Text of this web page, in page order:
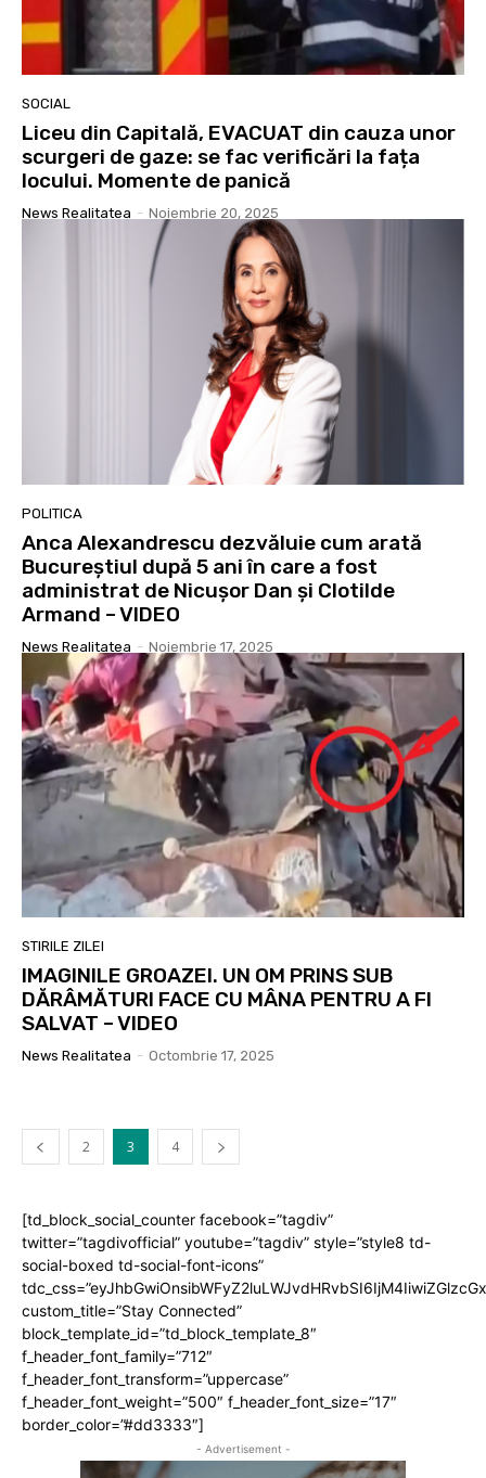
SOCIAL
Liceu din Capitală, EVACUAT din cauza unor
scurgeri de gaze: se fac verificări la fața
locului. Momente de panică
News Realitatea - Noiembrie 20, 2025
POLITICA
Anca Alexandrescu dezvăluie cum arată
Bucureștiul după 5 ani în care a fost
administrat de Nicușor Dan și Clotilde
Armand – VIDEO
News Realitatea - Noiembrie 17, 2025
STIRILE ZILEI
IMAGINILE GROAZEI. UN OM PRINS SUB
DĂRÂMĂTURI FACE CU MÂNA PENTRU A FI
SALVAT – VIDEO
News Realitatea - Octombrie 17, 2025
2 3 4
[td_block_social_counter facebook=”tagdiv”
twitter=”tagdivofficial” youtube=”tagdiv” style=”style8 td-
social-boxed td-social-font-icons”
custom_title=”Stay Connected”
block_template_id=”td_block_template_8″
f_header_font_family=”712″
f_header_font_transform=”uppercase”
f_header_font_weight=”500″ f_header_font_size=”17″
border_color=”#dd3333″]
- Advertisement -